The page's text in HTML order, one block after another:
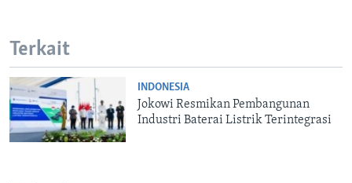
Terkait
INDONESIA
Jokowi Resmikan Pembangunan
Industri Baterai Listrik Terintegrasi